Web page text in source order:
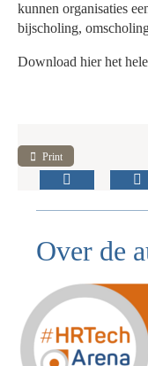
kunnen organisaties
bijscholing,
Download hier het
Print
Over de